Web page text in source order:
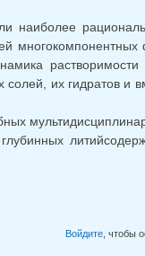
наиболее
солей, их гидратов
Войдите, чтобы